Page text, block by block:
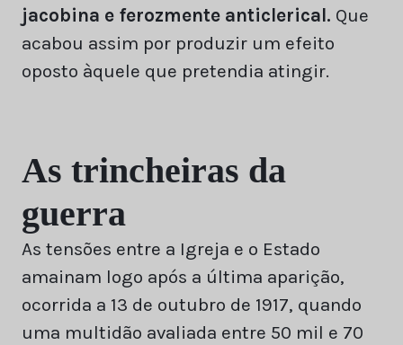
jacobina e ferozmente anticlerical. Que
acabou assim por produzir um efeito
oposto àquele que pretendia atingir.
As trincheiras da
guerra
As tensões entre a Igreja e o Estado
amainam logo após a última aparição,
ocorrida a 13 de outubro de 1917, quando
uma multidão avaliada entre 50 mil e 70